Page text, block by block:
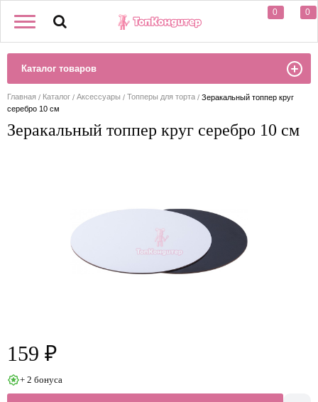
0 0
Каталог товаров
Главная Каталог Аксессуары Топперы для торта
Зеракальный топпер круг
серебро 10 см
Зеракальный топпер круг серебро 10 см
159 ₽
+ 2 бонуса